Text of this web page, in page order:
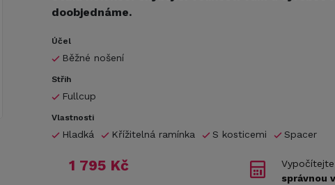
doobjednáme.
Účel
Běžné nošení
Střih
Fullcup
Vlastnosti
Hladká Křížitelná ramínka S kosticemi Spacer
1 795 Kč
správnou